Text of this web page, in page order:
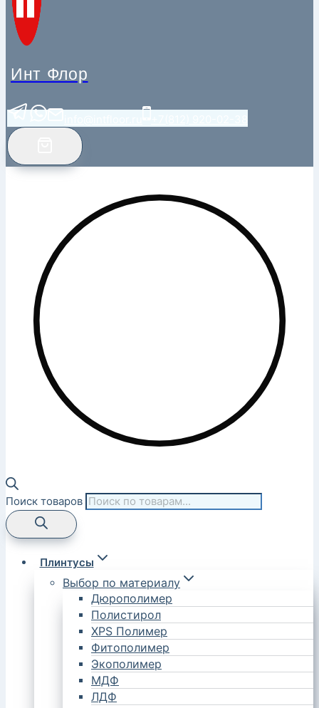
Инт Флор
Поиск товаров
Плинтусы
Выбор по материалу
Дюрополимер
Полистирол
XPS Полимер
Фитополимер
Экополимер
МДФ
ЛДФ